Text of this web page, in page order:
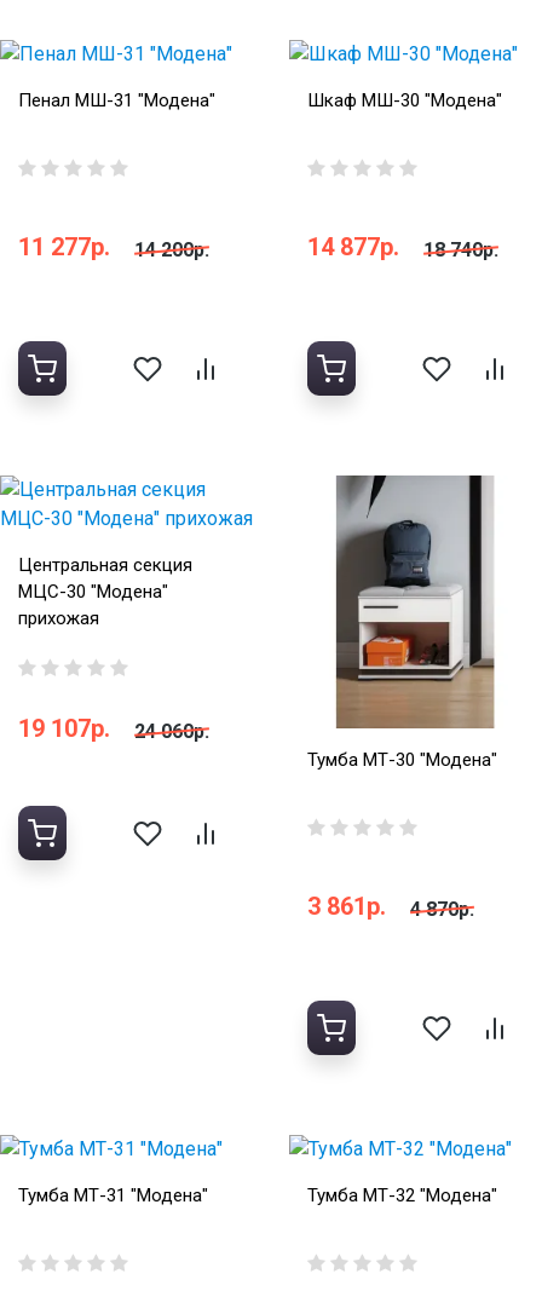
Пенал МШ-31 "Модена"
11 277р. 14 200р.
Шкаф МШ-30 "Модена"
14 877р. 18 740р.
Центральная секция
МЦС-30 "Модена"
прихожая
19 107р. 24 060р.
Тумба МТ-30 "Модена"
3 861р. 4 870р.
Тумба МТ-31 "Модена" Тумба МТ-32 "Модена"